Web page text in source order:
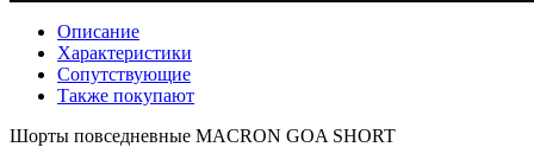
Описание
Характеристики
Сопутствующие
Также покупают
Шорты повседневные MACRON GOA SHORT